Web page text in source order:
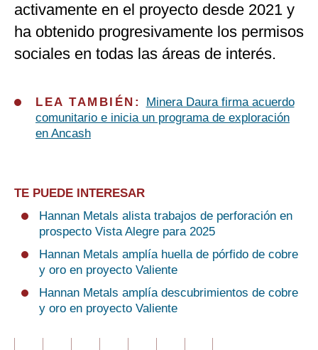
activamente en el proyecto desde 2021 y
ha obtenido progresivamente los permisos
sociales en todas las áreas de interés.
LEA TAMBIÉN:
Minera Daura firma acuerdo
comunitario e inicia un programa de exploración
en Ancash
TE PUEDE INTERESAR
Hannan Metals alista trabajos de perforación en
prospecto Vista Alegre para 2025
Hannan Metals amplía huella de pórfido de cobre
y oro en proyecto Valiente
Hannan Metals amplía descubrimientos de cobre
y oro en proyecto Valiente